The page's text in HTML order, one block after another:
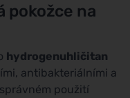
pokožce na
hydrogenuhličitan
antibakteriálními a
použití